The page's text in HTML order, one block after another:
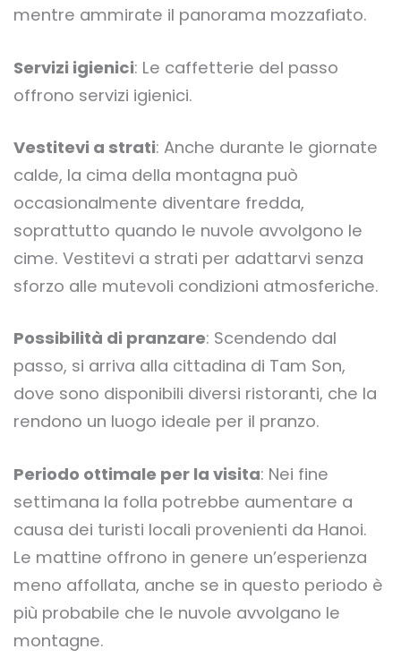
mentre ammirate il panorama mozzafiato.
Servizi igienici: Le caffetterie del passo
offrono servizi igienici.
Vestitevi a strati: Anche durante le giornate
calde, la cima della montagna può
occasionalmente diventare fredda,
soprattutto quando le nuvole avvolgono le
cime. Vestitevi a strati per adattarvi senza
sforzo alle mutevoli condizioni atmosferiche.
Possibilità di pranzare: Scendendo dal
passo, si arriva alla cittadina di Tam Son,
dove sono disponibili diversi ristoranti, che la
rendono un luogo ideale per il pranzo.
Periodo ottimale per la visita: Nei fine
settimana la folla potrebbe aumentare a
causa dei turisti locali provenienti da Hanoi.
Le mattine offrono in genere un’esperienza
meno affollata, anche se in questo periodo è
più probabile che le nuvole avvolgano le
montagne.